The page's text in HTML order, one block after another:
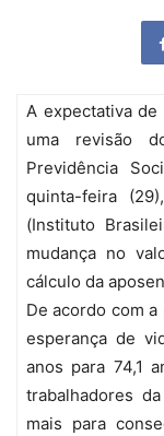
A expectativa
uma revisão
Previdência
quinta-feira
(Instituto
mudança no
cálculo da
De acordo com a
esperança de
anos para 74,1
trabalhadores
mais para